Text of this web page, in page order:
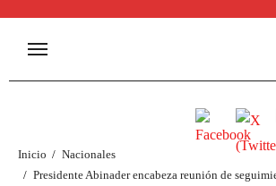
Inicio
Nacionales
Presidente Abinader encabeza reunión de